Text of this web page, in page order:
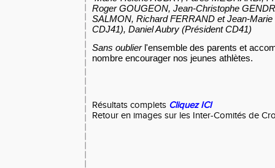
Roger GOUGEON, Jean-Christophe
SALMON, Richard FERRAND et Jean-
CDJ41), Daniel Aubry (Président CD41)
Sans oublier l'ensemble des parents et
nombre encourager nos jeunes athlètes.
Résultats complets Cliquez ICI
Retour en images sur les Inter-Comités de